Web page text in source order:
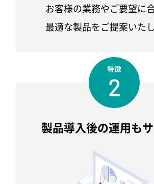
お客様の業務やご要望に
最適な製品をご提案いたし
製品導入後の運用も